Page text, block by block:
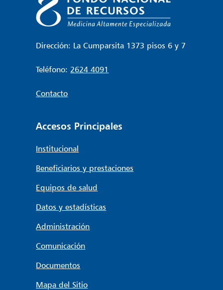
Dirección: La Cumparsita 1373 pisos 6 y 7
Teléfono: 2624 4091
Contacto
Accesos Principales
Institucional
Beneficiarios y prestaciones
Equipos de salud
Datos y estadísticas
Administración
Comunicación
Documentos
Mapa del Sitio